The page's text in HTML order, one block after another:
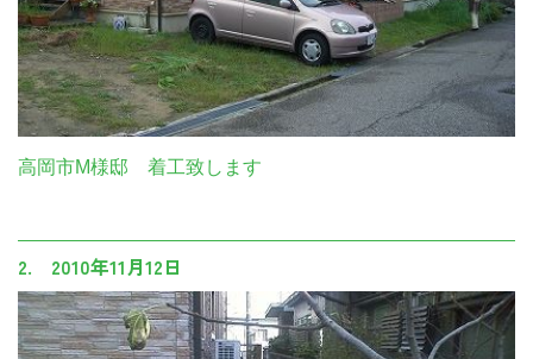
高岡市M様邸 着工致します
2. 2010年11月12日